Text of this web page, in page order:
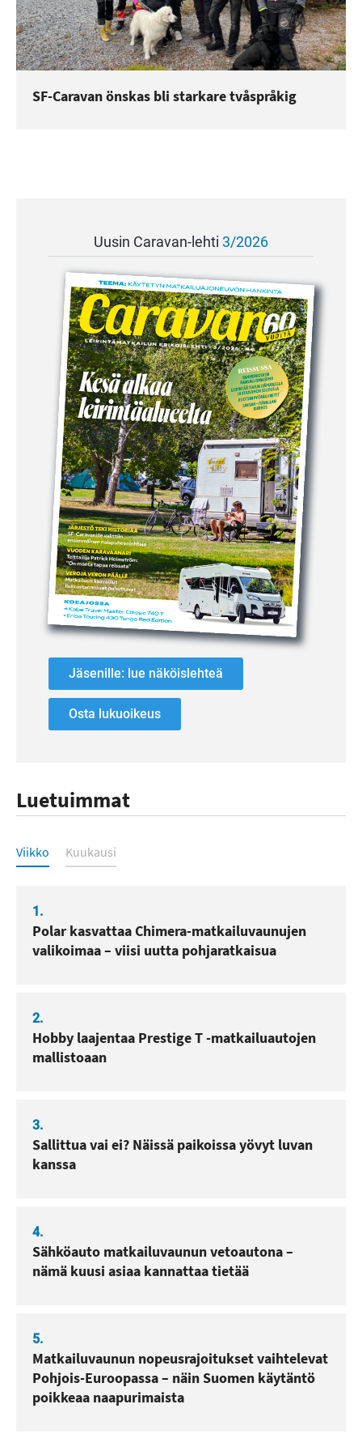
SF-Caravan önskas bli starkare tvåspråkig
Uusin Caravan-lehti 3/2026
Jäsenille: lue näköislehteä
Osta lukuoikeus
Luetuimmat
Luetuimmat
Viikko Kuukausi
1.
Polar kasvattaa Chimera-matkailuvaunujen
valikoimaa – viisi uutta pohjaratkaisua
2.
Hobby laajentaa Prestige T -matkailuautojen
mallistoaan
3.
Sallittua vai ei? Näissä paikoissa yövyt luvan
kanssa
4.
Sähköauto matkailuvaunun vetoautona –
nämä kuusi asiaa kannattaa tietää
5.
Matkailuvaunun nopeusrajoitukset vaihtelevat
Pohjois-Euroopassa – näin Suomen käytäntö
poikkeaa naapurimaista